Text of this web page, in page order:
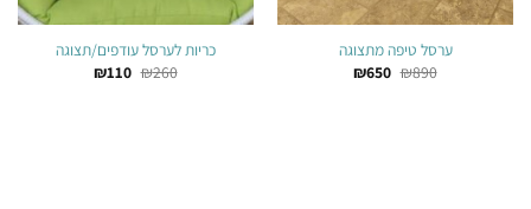
ערסל טיפה מתצוגה
₪890 המחיר
המקורי
₪650 המחיר
כריות לערסל עודפים/תצוגה
₪260 המחיר
המקורי
₪110 המחיר